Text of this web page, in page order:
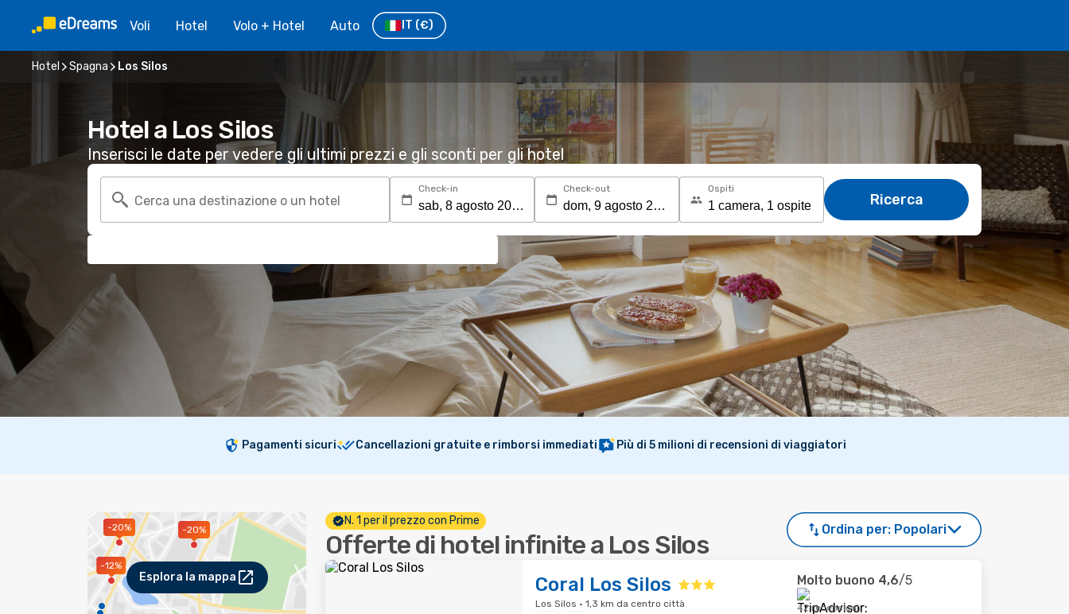
Voli Hotel Volo + Hotel Auto IT (€)
Hotel Spagna Los Silos
Hotel a Los Silos
Inserisci le date per vedere gli ultimi prezzi e gli sconti per gli hotel
Cerca una destinazione o un hotel
Check-in Check-out Ospiti
Ricerca
Pagamenti sicuri Cancellazioni gratuite e rimborsi immediati Più di 5 milioni di recensioni di viaggiatori
-20% -20%
-12%
Esplora la mappa
N. 1 per il prezzo con Prime
Offerte di hotel infinite a Los Silos
Ordina per: Popolari
Coral Los Silos
Los Silos · 1,3 km da centro città
Molto buono 4,6/5
42 recensioni